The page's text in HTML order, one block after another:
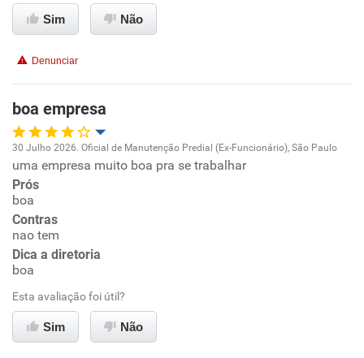
Recomenda esta empresa
Sim Não
Denunciar
boa empresa
Oportunidade de promoção
Ambiente de trabalho
Conciliação com a vida familiar
Recomenda esta empresa
30 Julho 2026. Oficial de Manutenção Predial (Ex-Funcionário), São Paulo
uma empresa muito boa pra se trabalhar
Prós
boa
Contras
nao tem
Dica a diretoria
boa
Esta avaliação foi útil?
Sim Não